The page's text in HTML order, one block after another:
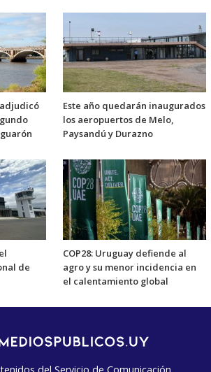
Este año quedarán inaugurados
los aeropuertos de Melo,
Paysandú y Durazno
de
COP28: Uruguay defiende al
agro y su menor incidencia en
el calentamiento global
del Servicio de Comunicación